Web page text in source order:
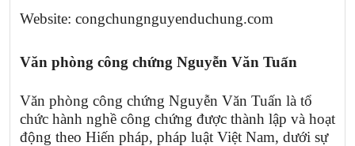
Website: congchungnguyenduchung.com
Văn phòng công chứng Nguyễn Văn Tuấn
Văn phòng công chứng Nguyễn Văn Tuấn là tổ
chức hành nghề công chứng được thành lập và hoạt
động theo Hiến pháp, pháp luật Việt Nam, dưới sự